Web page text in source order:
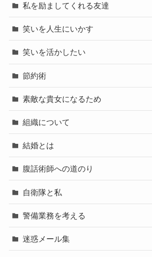
私を励ましてくれる友達
笑いを人生にいかす
笑いを活かしたい
節約術
素敵な貴女になるため
組織について
結婚とは
腹話術師への道のり
自衛隊と私
警備業務を考える
迷惑メール集